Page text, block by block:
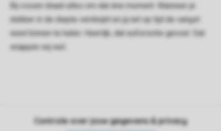
Bij vissen draait alles om dat éne moment. Wanneer je
dobber in de diepte verdwijnt en jij net op tijd de vangst
weet binnen te halen. Heerlijk, dat euforische gevoel. Dat
snappen wij wel.
Controle over jouw gegevens & privacy